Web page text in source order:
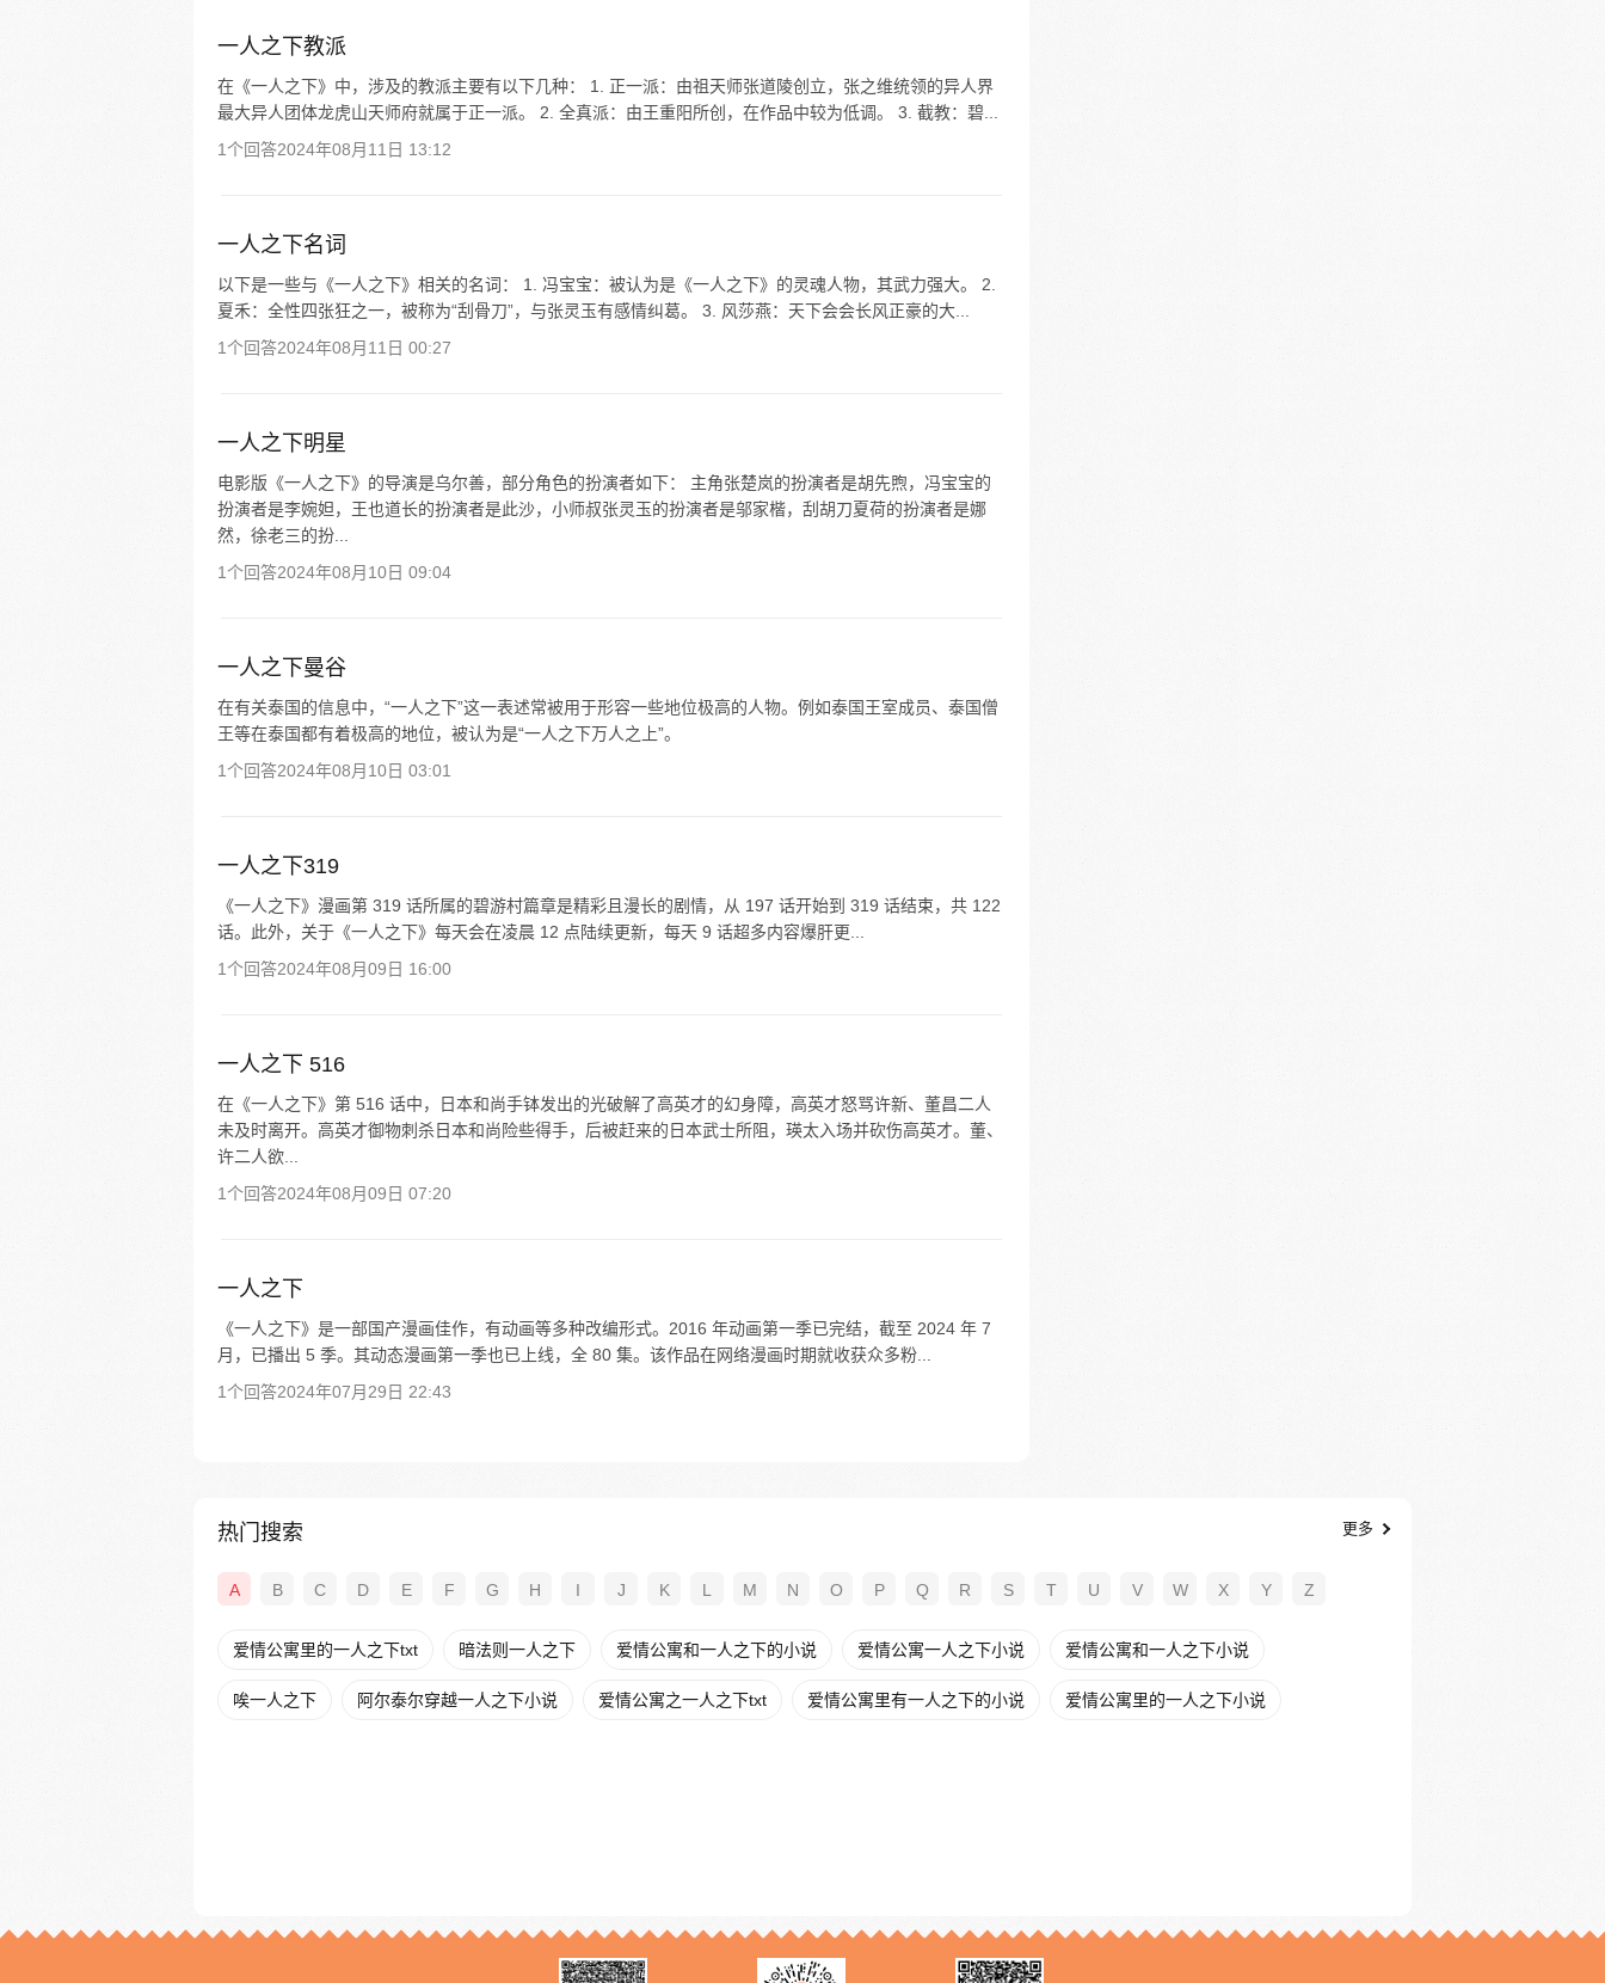
一人之下教派
在《一人之下》中，涉及的教派主要有以下几种： 1. 正一派：由祖天师张道陵创立，张之维统领的异人界
最大异人团体龙虎山天师府就属于正一派。 2. 全真派：由王重阳所创，在作品中较为低调。 3. 截教：碧...
1个回答2024年08月11日 13:12
一人之下名词
以下是一些与《一人之下》相关的名词： 1. 冯宝宝：被认为是《一人之下》的灵魂人物，其武力强大。 2.
夏禾：全性四张狂之一，被称为“刮骨刀”，与张灵玉有感情纠葛。 3. 风莎燕：天下会会长风正豪的大...
1个回答2024年08月11日 00:27
一人之下明星
电影版《一人之下》的导演是乌尔善，部分角色的扮演者如下： 主角张楚岚的扮演者是胡先煦，冯宝宝的
扮演者是李婉妲，王也道长的扮演者是此沙，小师叔张灵玉的扮演者是邬家楷，刮胡刀夏荷的扮演者是娜
然，徐老三的扮...
1个回答2024年08月10日 09:04
一人之下曼谷
在有关泰国的信息中，“一人之下”这一表述常被用于形容一些地位极高的人物。例如泰国王室成员、泰国僧
王等在泰国都有着极高的地位，被认为是“一人之下万人之上”。
1个回答2024年08月10日 03:01
一人之下319
《一人之下》漫画第 319 话所属的碧游村篇章是精彩且漫长的剧情，从 197 话开始到 319 话结束，共 122
话。此外，关于《一人之下》每天会在凌晨 12 点陆续更新，每天 9 话超多内容爆肝更...
1个回答2024年08月09日 16:00
一人之下 516
在《一人之下》第 516 话中，日本和尚手钵发出的光破解了高英才的幻身障，高英才怒骂许新、董昌二人
未及时离开。高英才御物刺杀日本和尚险些得手，后被赶来的日本武士所阻，瑛太入场并砍伤高英才。董、
许二人欲...
1个回答2024年08月09日 07:20
一人之下
《一人之下》是一部国产漫画佳作，有动画等多种改编形式。2016 年动画第一季已完结，截至 2024 年 7
月，已播出 5 季。其动态漫画第一季也已上线，全 80 集。该作品在网络漫画时期就收获众多粉...
1个回答2024年07月29日 22:43
热门搜索 更多
A B C D E F G H I J K L M N O P Q R S T U V W X Y Z
爱情公寓里的一人之下txt 暗法则一人之下 爱情公寓和一人之下的小说 爱情公寓一人之下小说 爱情公寓和一人之下小说
唉一人之下 阿尔泰尔穿越一人之下小说 爱情公寓之一人之下txt 爱情公寓里有一人之下的小说 爱情公寓里的一人之下小说